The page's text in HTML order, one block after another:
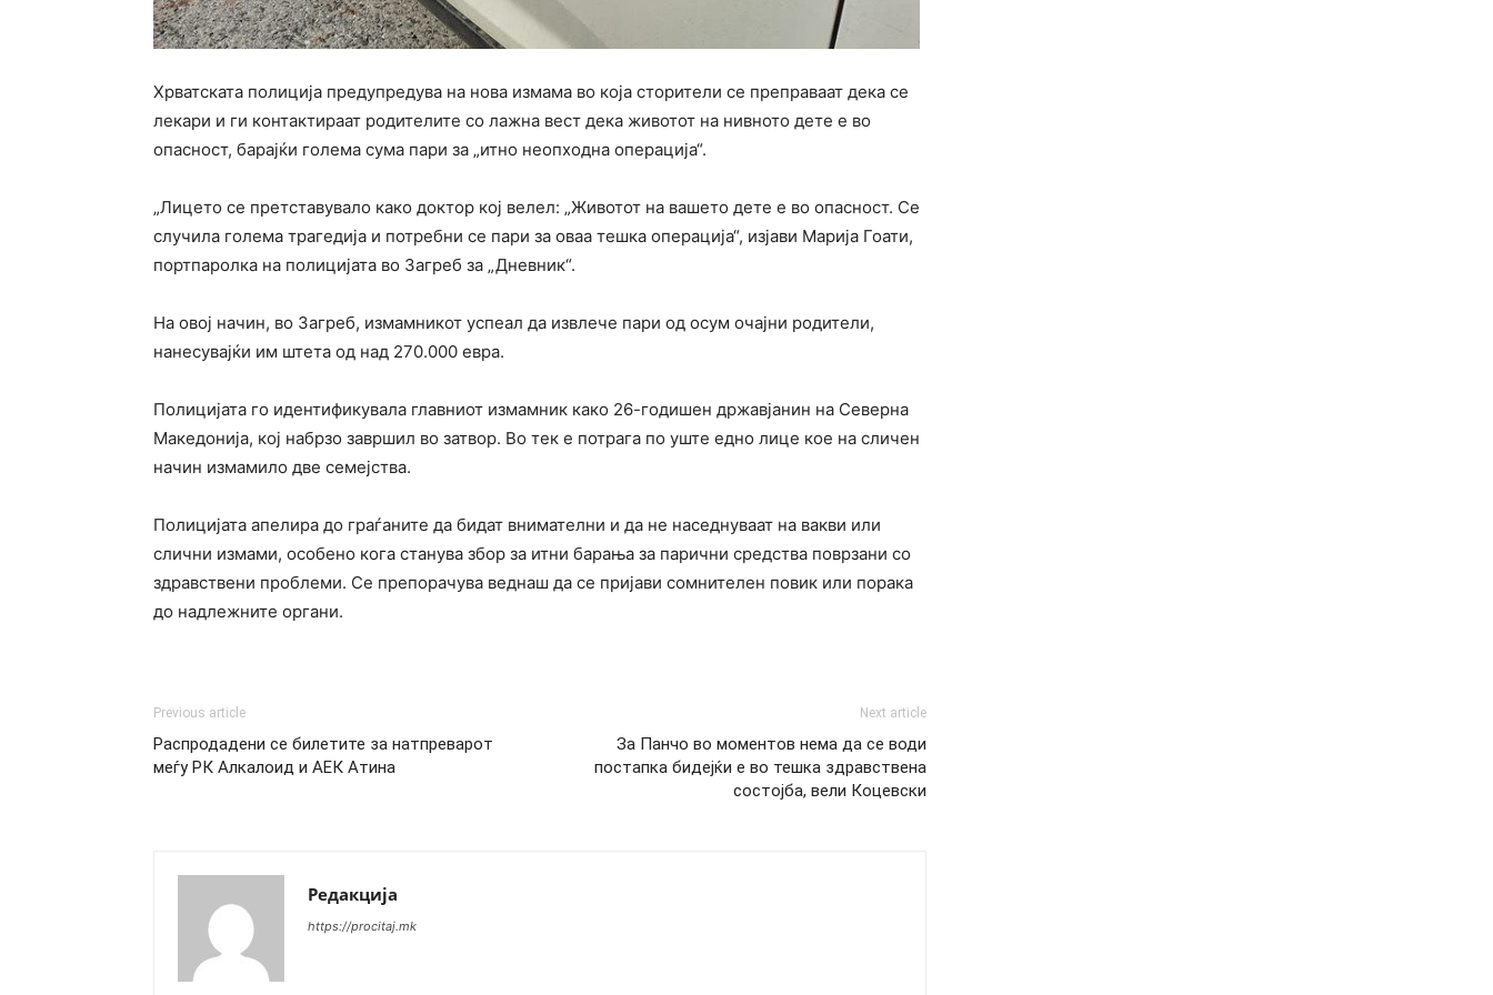
Хрватската полиција предупредува на нова измама во која сторители се преправаат дека се
лекари и ги контактираат родителите со лажна вест дека животот на нивното дете е во
опасност, барајќи голема сума пари за „итно неопходна операција“.
„Лицето се претставувало како доктор кој велел: „Животот на вашето дете е во опасност. Се
случила голема трагедија и потребни се пари за оваа тешка операција“, изјави Марија Гоати,
портпаролка на полицијата во Загреб за „Дневник“.
На овој начин, во Загреб, измамникот успеал да извлече пари од осум очајни родители,
нанесувајќи им штета од над 270.000 евра.
Полицијата го идентификувала главниот измамник како 26-годишен државјанин на Северна
Македонија, кој набрзо завршил во затвор. Во тек е потрага по уште едно лице кое на сличен
начин измамило две семејства.
Полицијата апелира до граѓаните да бидат внимателни и да не наседнуваат на вакви или
слични измами, особено кога станува збор за итни барања за парични средства поврзани со
здравствени проблеми. Се препорачува веднаш да се пријави сомнителен повик или порака
до надлежните органи.
Previous article
Распродадени се билетите за натпреварот
меѓу РК Алкалоид и АЕК Атина
Next article
За Панчо во моментов нема да се води
постапка бидејќи е во тешка здравствена
состојба, вели Коцевски
Редакција
https://procitaj.mk